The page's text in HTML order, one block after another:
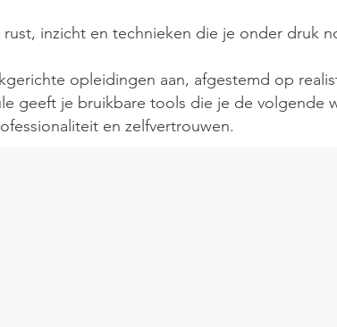
inzicht en technieken die je onder druk
opleidingen aan, afgestemd op
geeft je bruikbare tools die je de volgende
en zelfvertrouwen.